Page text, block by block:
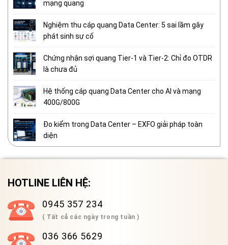
mạng quang
Nghiệm thu cáp quang Data Center: 5 sai lầm gây
phát sinh sự cố
Chứng nhận sợi quang Tier-1 và Tier-2: Chỉ đo OTDR
là chưa đủ
Hệ thống cáp quang Data Center cho AI và mạng
400G/800G
Đo kiểm trong Data Center – EXFO giải pháp toàn
diện
HOTLINE LIÊN HỆ:
0945 357 234
( Tất cả các ngày trong tuần )
036 366 5629